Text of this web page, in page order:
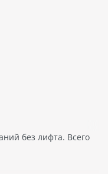
без лифта. Всего